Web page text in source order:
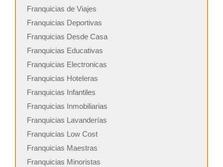
Franquicias de Viajes
Franquicias Deportivas
Franquicias Desde Casa
Franquicias Educativas
Franquicias Electronicas
Franquicias Hoteleras
Franquicias Infantiles
Franquicias Inmobiliarias
Franquicias Lavanderías
Franquicias Low Cost
Franquicias Maestras
Franquicias Minoristas